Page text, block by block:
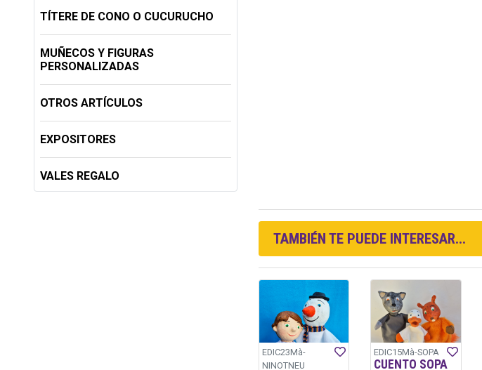
TÍTERE DE CONO O CUCURUCHO
MUÑECOS Y FIGURAS
PERSONALIZADAS
OTROS ARTÍCULOS
EXPOSITORES
VALES REGALO
TAMBIÉN TE PUEDE INTERESAR...
EDIC23Mà-
NINOTNEU
EDIC15Mà-SOPA
CUENTO SOPA